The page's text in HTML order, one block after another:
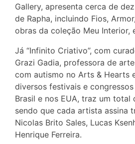
Gallery, apresenta cerca de
de Rapha, incluindo Fios,
obras da coleção Meu Interior,
Já “Infinito Criativo”, com
Grazi Gadia, professora de
com autismo no Arts & Hearts
diversos festivais e
Brasil e nos EUA, traz um total
sendo que cada artista assina
Nicolas Brito Sales, Lucas
Henrique Ferreira.